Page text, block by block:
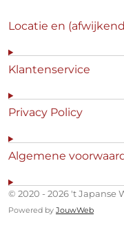
Locatie en
Klantenservice
Privacy Policy
Algemene
© 2020 - 2026 't Japanse
Powered by JouwWeb